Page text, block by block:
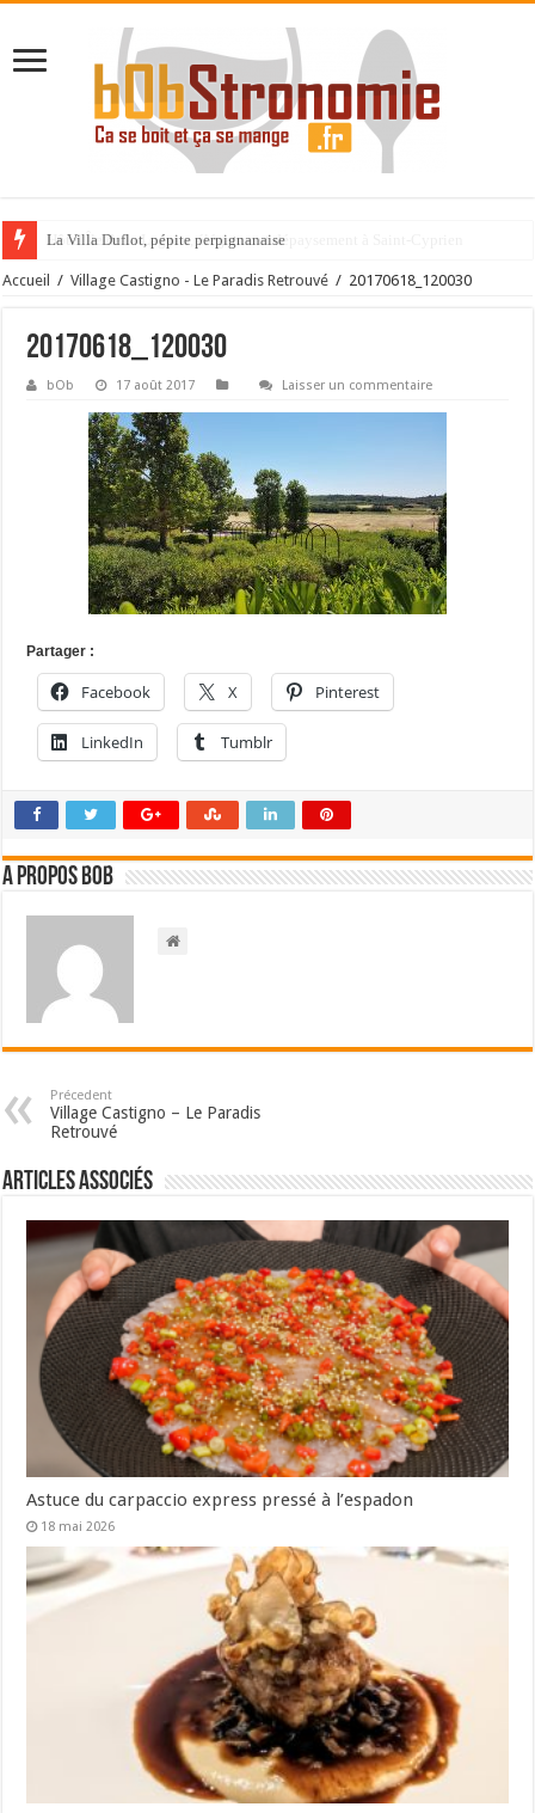
La Villa Duflot, pépite perpignanaise
Accueil / Village Castigno - Le Paradis Retrouvé / 20170618_120030
20170618_120030
bOb 17 août 2017 Laisser un commentaire
Partager :
Facebook X Pinterest
LinkedIn Tumblr
A propos bOb
Précedent
Village Castigno – Le Paradis
Retrouvé
Articles associés
Astuce du carpaccio express pressé à l’espadon
18 mai 2026